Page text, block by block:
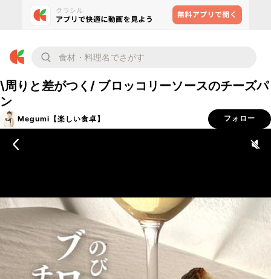
\周りと差がつく/ ブロッコリーソースのチーズパ
ン
Megumi【楽しい食卓】 フォロー